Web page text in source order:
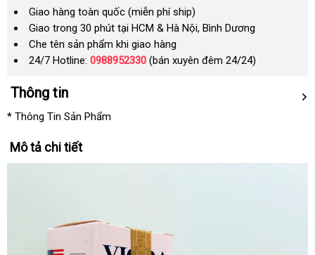
Giao hàng toàn quốc (miễn phí ship)
Giao trong 30 phút tại HCM & Hà Nội, Bình Dương
Che tên sản phẩm khi giao hàng
24/7 Hotline: 0988952330 (bán xuyên đêm 24/24)
Thông tin
* Thông Tin Sản Phẩm
Mô tả chi tiết